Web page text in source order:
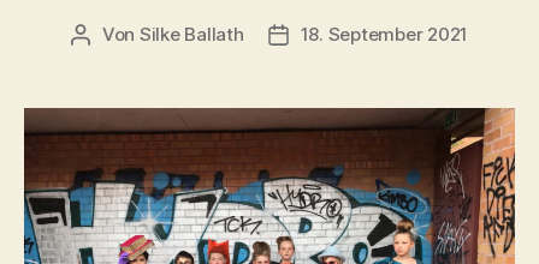
Beitragsautor
Von Silke Ballath Beitragsdatum
18. September 2021